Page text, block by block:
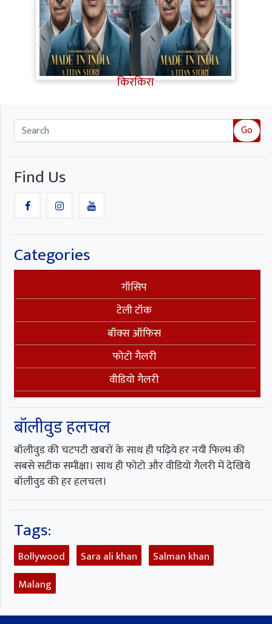
Made in India A Titan Story Review:
शानदार एक्टिंग, दमदार कहानी, फिर भी इन
कमजोरियों ने Titan Story का मजा किया
किरकिरा
Go
Find Us
Categories
गॉसिप
टेली टॉक
बॉक्स ऑफिस
फोटो गैलरी
वीडियो गैलरी
बॉलीवुड हलचल
बॉलीवुड की चटपटी खबरों के साथ ही पढ़िये हर नयी फिल्म की
सबसे सटीक समीक्षा। साथ ही फोटो और वीडियो गैलरी में देखिये
बॉलीवुड की हर हलचल।
Tags:
Bollywood Sara ali khan
Salman khan
Malang